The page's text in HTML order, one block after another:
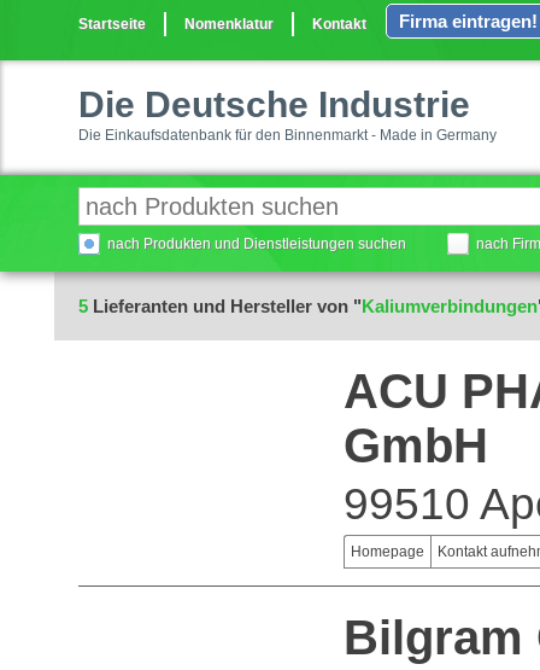
Startseite Nomenklatur Kontakt Firma eintragen!
Die Deutsche Industrie
Die Einkaufsdatenbank für den Binnenmarkt - Made in Germany
nach Produkten und Dienstleistungen suchen nach
5 Lieferanten und Hersteller von "Kaliumverbindungen
ACU
GmbH
99510
Homepage Kontakt
Bilgram